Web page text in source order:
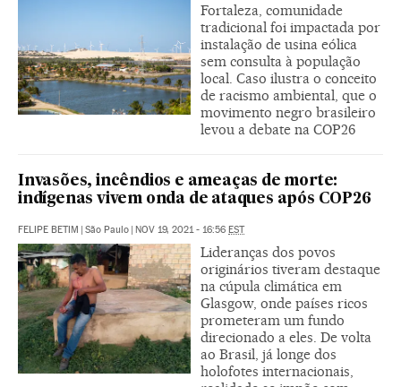
Fortaleza, comunidade
tradicional foi impactada por
instalação de usina eólica
sem consulta à população
local. Caso ilustra o conceito
de racismo ambiental, que o
movimento negro brasileiro
levou a debate na COP26
Invasões, incêndios e ameaças de morte:
indígenas vivem onda de ataques após COP26
FELIPE BETIM | São Paulo | NOV 19, 2021 - 16:56 EST
Lideranças dos povos
originários tiveram destaque
na cúpula climática em
Glasgow, onde países ricos
prometeram um fundo
direcionado a eles. De volta
ao Brasil, já longe dos
holofotes internacionais,